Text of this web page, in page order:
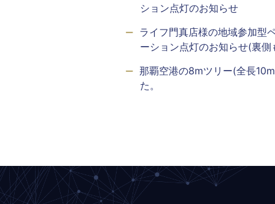
ション点灯のお知らせ
ライフ門真店様の地域参加型
ーション点灯のお知らせ(裏
那覇空港の8mツリー(全長
た。